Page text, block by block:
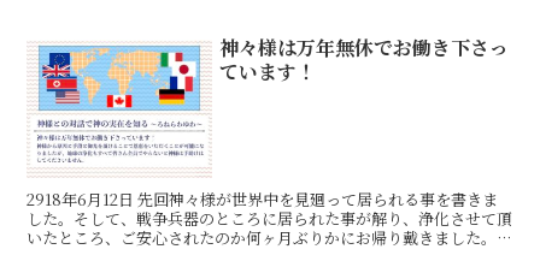
神々様は万年無休でお働き下さっ
ています！
2918年6月12日 先回神々様が世界中を見廻って居られる事を書きま
した。そして、戦争兵器のところに居られた事が解り、浄化させて頂
いたところ、ご安心されたのか何ヶ月ぶりかにお帰り戴きました。５